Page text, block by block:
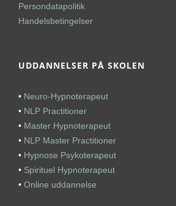
Persondatapolitik
Handelsbetingelser
UDDANNELSER PÅ SKOLEN
• Neuro-Hypnoterapeut
• NLP Practitioner
• Master Hypnoterapeut
• NLP Master Practitioner
• Hypnose Psykoterapeut
• Spirituel Hypnoterapeut
• Online uddannelse